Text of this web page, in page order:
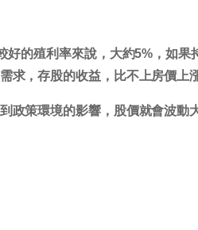
好的殖利率來說，大約5%，如
求，存股的收益，比不上房價上
政策環境的影響，股價就會波動